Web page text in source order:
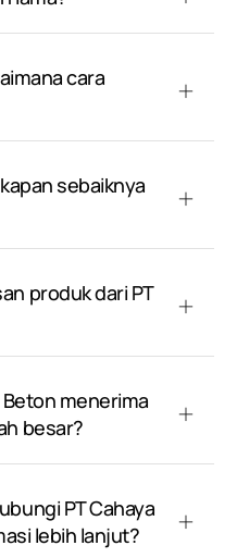
cara
sebaiknya
produk dari PT
Beton menerima
besar?
PT Cahaya
lebih lanjut?